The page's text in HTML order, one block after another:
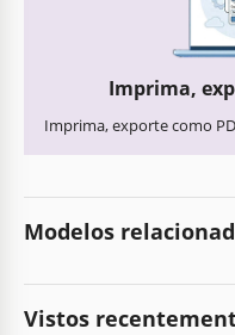
Imprima,
Imprima, exporte como
Modelos
Vistos